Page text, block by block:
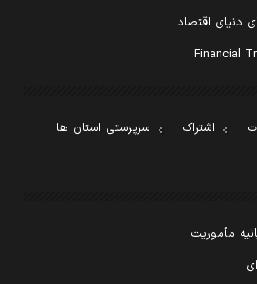
دنیای اقتصاد
اشتراک
سرپرستی استان ها
مأموریت